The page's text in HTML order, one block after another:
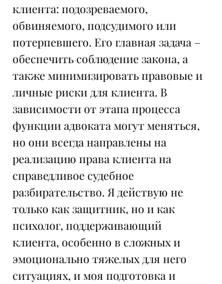
клиента: подозреваемого,
обвиняемого, подсудимого или
потерпевшего. Его главная задача –
обеспечить соблюдение закона, а
также минимизировать правовые и
личные риски для клиента. В
зависимости от этапа процесса
функции адвоката могут меняться,
но они всегда направлены на
реализацию права клиента на
справедливое судебное
разбирательство. Я действую не
только как защитник, но и как
психолог, поддерживающий
клиента, особенно в сложных и
эмоционально тяжелых для него
ситуациях, и моя подготовка и